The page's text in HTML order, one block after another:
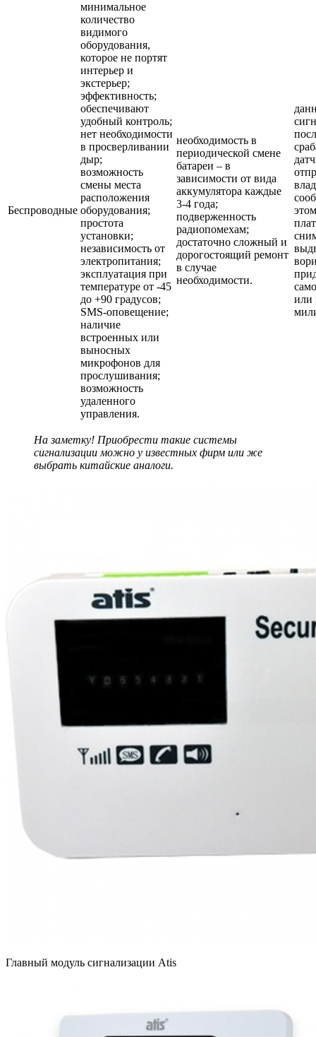
Беспроводные
минимальное
количество
видимого
оборудования,
которое не портят
интерьер и
экстерьер;
эффективность;
обеспечивают
удобный контроль;
нет необходимости
в просверливании
дыр;
возможность
смены места
расположения
оборудования;
простота
установки;
независимость от
электропитания;
эксплуатация при
температуре от -45
до +90 градусов;
SMS-оповещение;
наличие
встроенных или
выносных
микрофонов для
прослушивания;
возможность
удаленного
управления.
необходимость в
периодической смене
батареи – в
зависимости от вида
аккумулятора каждые
3-4 года;
подверженность
радиопомехам;
достаточно сложный и
дорогостоящий ремонт
в случае
необходимости.
или
На заметку! Приобрести такие системы
сигнализации можно у известных фирм или же
выбрать китайские аналоги.
Главный модуль сигнализации Atis